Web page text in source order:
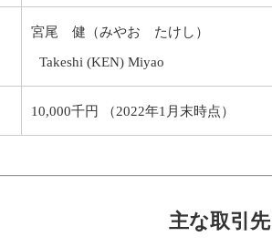
宮尾 健（みやお たけし）
Takeshi (KEN) Miyao
10,000千円 （2022年1月末時点）
主な取引先